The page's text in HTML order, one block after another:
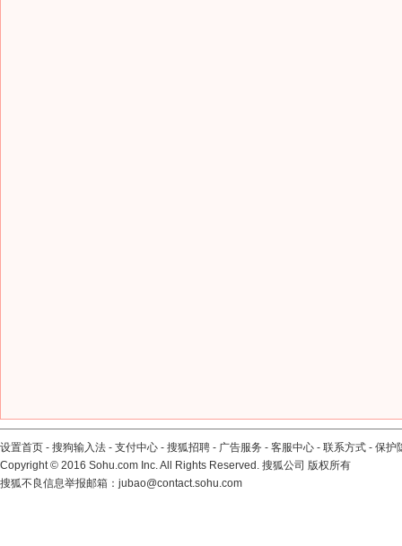
设置首页 - 搜狗输入法 - 支付中心 - 搜狐招聘 - 广告服务 - 客服中心 - 联系方式 - 保护
Copyright© 2016 Sohu.com Inc. All Rights Reserved. 搜狐公司 版权所有
搜狐不良信息举报邮箱： jubao@contact.sohu.com